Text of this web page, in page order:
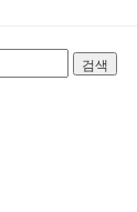
검색